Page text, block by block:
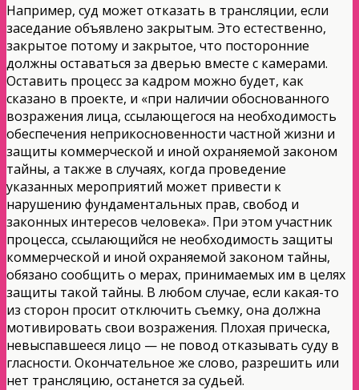
Например, суд может отказать в трансляции, если
заседание объявлено закрытым. Это естественно,
закрытое потому и закрытое, что посторонние
должны оставаться за дверью вместе с камерами.
Оставить процесс за кадром можно будет, как
сказано в проекте, и «при наличии обоснованного
возражения лица, ссылающегося на необходимость
обеспечения неприкосновенности частной жизни и
защиты коммерческой и иной охраняемой законом
тайны, а также в случаях, когда проведение
указанных мероприятий может привести к
нарушению фундаментальных прав, свобод и
законных интересов человека». При этом участник
процесса, ссылающийся не необходимость защиты
коммерческой и иной охраняемой законом тайны,
обязано сообщить о мерах, принимаемых им в целях
защиты такой тайны. В любом случае, если какая-то
из сторон просит отключить съемку, она должна
мотивировать свои возражения. Плохая прическа,
невыспавшееся лицо — не повод отказывать суду в
гласности. Окончательное же слово, разрешить или
нет трансляцию, останется за судьей.